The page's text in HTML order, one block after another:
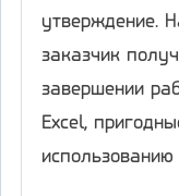
утверждение.
заказчик
завершении
Excel,